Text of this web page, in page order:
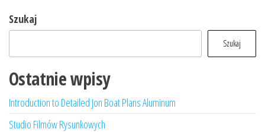
Szukaj
Szukaj
Ostatnie wpisy
Introduction to Detailed Jon Boat Plans Aluminum
Studio Filmów Rysunkowych